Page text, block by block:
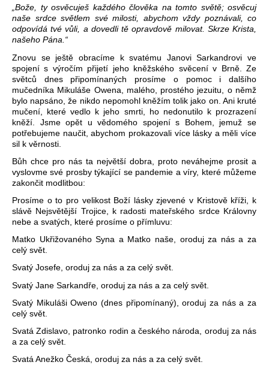
„Bože, ty osvěcuješ každého člověka na tomto světě; osvěcuj
naše srdce světlem své milosti, abychom vždy poznávali, co
odpovídá tvé vůli, a dovedli tě opravdově milovat. Skrze Krista,
našeho Pána.“
Znovu se ještě obracíme k svatému Janovi Sarkandrovi ve
spojení s výročím přijetí jeho kněžského svěcení v Brně. Ze
světců dnes připomínaných prosíme o pomoc i dalšího
mučedníka Mikuláše Owena, malého, prostého jezuitu, o němž
bylo napsáno, že nikdo nepomohl kněžím tolik jako on. Ani kruté
mučení, které vedlo k jeho smrti, ho nedonutilo k prozrazení
kněží. Jsme opět u vědomého spojení s Bohem, jemuž se
potřebujeme naučit, abychom prokazovali více lásky a měli více
sil k věrnosti.
Bůh chce pro nás ta největší dobra, proto neváhejme prosit a
vyslovme své prosby týkající se pandemie a víry, které můžeme
zakončit modlitbou:
Prosíme o to pro velikost Boží lásky zjevené v Kristově kříži, k
slávě Nejsvětější Trojice, k radosti mateřského srdce Královny
nebe a svatých, které prosíme o přímluvu:
Matko Ukřižovaného Syna a Matko naše, oroduj za nás a za
celý svět.
Svatý Josefe, oroduj za nás a za celý svět.
Svatý Jane Sarkandře, oroduj za nás a za celý svět.
Svatý Mikuláši Oweno (dnes připomínaný), oroduj za nás a za
celý svět.
Svatá Zdislavo, patronko rodin a českého národa, oroduj za nás
a za celý svět.
Svatá Anežko Česká, oroduj za nás a za celý svět.